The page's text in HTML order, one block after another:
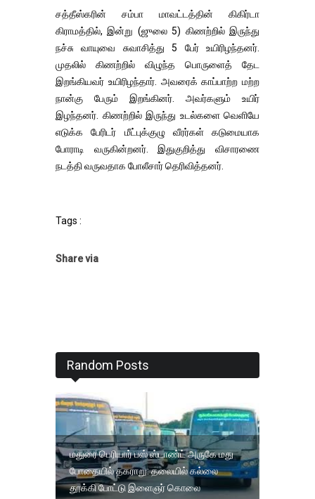
சத்தீஸ்கரின் சம்பா மாவட்டத்தின் கிகிர்டா
கிராமத்தில், இன்று (ஜுலை 5) கிணற்றில் இருந்து
நச்சு வாயுவை சுவாசித்து 5 பேர் உயிரிழந்தனர்.
முதலில் கிணற்றில் விழுந்த பொருளைத் தேட
இறங்கியவர் உயிரிழந்தார். அவரைக் காப்பாற்ற மற்ற
நான்கு பேரும் இறங்கினர். அவர்களும் உயிர்
இழந்தனர். கிணற்றில் இருந்து உடல்களை வெளியே
எடுக்க பேரிடர் மீட்புக்குழு வீரர்கள் கடுமையாக
போராடி வருகின்றனர். இதுகுறித்து விசாரணை
நடத்தி வருவதாக போலீசார் தெரிவித்தனர்.
Tags :
Share via
Random Posts
மதுரை பெரியார் பஸ் ஸ்டாண்ட் அருகே மது
போதையில் தகராறு: தலையில் கல்லை
தூக்கி போட்டு இளைஞர் கொலை